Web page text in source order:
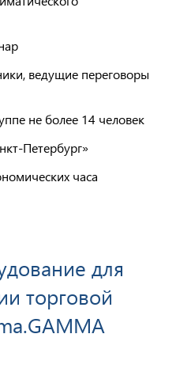
ведущие переговоры
не более 14 человек
Петербург»
часа
для
торговой